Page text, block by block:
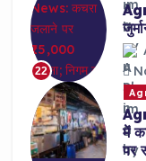
22
में
पर